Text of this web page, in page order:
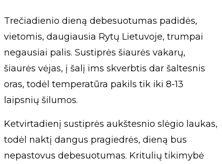
Trečiadienio dieną debesuotumas padidės,
vietomis, daugiausia Rytų Lietuvoje, trumpai
negausiai palis. Sustiprės šiaurės vakarų,
šiaurės vėjas, į šalį ims skverbtis dar šaltesnis
oras, todėl temperatūra pakils tik iki 8-13
laipsnių šilumos.
Ketvirtadienį sustiprės aukštesnio slėgio laukas,
todėl naktį dangus pragiedrės, dieną bus
nepastovus debesuotumas. Kritulių tikimybė